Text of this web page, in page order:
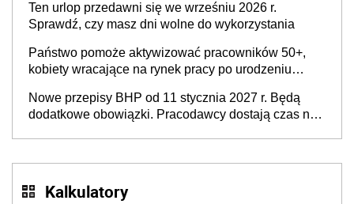
Ten urlop przedawni się we wrześniu 2026 r.
Sprawdź, czy masz dni wolne do wykorzystania
Państwo pomoże aktywizować pracowników 50+,
kobiety wracające na rynek pracy po urodzeniu
neuroatypowe. Powstanie Fundusz na rzecz
Inkluzywności w Zatrudnianiu?
Nowe przepisy BHP od 11 stycznia 2027 r. Będą
dodatkowe obowiązki. Pracodawcy dostają czas na
Kalkulatory